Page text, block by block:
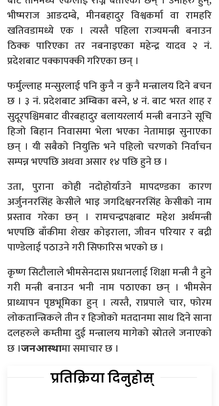
भीष्मराज आङदम्बे, मीनबहादुर विश्वकर्मा वा रामहरि
खतिवडामध्ये एक । त्यस्तै पहिला राज्यमन्त्री बनाउन
ठिक्क पारिएका तर नबनाइएका महेन्द्र यादव २ नं.
प्रदेशबाट पक्कापक्की गरिएका छन् ।
फर्मुल्लाह मन्सुरलाई पनि कुनै न कुनै मन्त्रालय दिने बचन
छ । ३ नं. प्रदेशबाट अम्बिका बस्ने, ४ नं. बाट भरत शाह र
सुदूरपश्चिमबाट वीरबहादुर बलायरलार्य मन्त्री बनाउने सूचि
हिजो बिहान निवासमा भेला भएका नेतामाझ सुनाएका
छन् । यी सबैको नियुक्ति भने पहिलो चरणको निर्वाचन
सम्पन्न भएपछि अथवा असार १४ पछि हुने छ ।
उता, पुराना कोही नदोहोर्याउने मापदण्डका कारण
अर्जुननरसिंह केसीले भाइ जगदिश्वरनरसिंह केसीको नाम
प्रस्ताव गरेका छन् । रामचन्द्रपक्षबाट महेश अर्थमन्त्री
भएपछि बाँकीमा शेखर कोइराला, जीवन परियार र बद्री
पाण्डेलाई पठाउने गरी सिफारिस भएको छ ।
कृष्ण सिटौलाले भीमसेनदास प्रधानलाई शिक्षा मन्त्री नै हुने
गरी मन्त्री बनाउन भनी नाम पठाएका छन् । भीमसेन
प्राध्यापन पृष्ठभूमिका हुन् । त्यस्तै, राप्रपाले चार, फोरम
लोकतान्त्रिकले तीन र हिजोको मतदानमा साथ दिने साना
दलहरुले कम्तीमा दुई मन्त्रालय मागेको स्रोतले जनाएको
छ ।जनआस्थामा समाचार छ ।
प्रतिक्रिया दिनुहोस्